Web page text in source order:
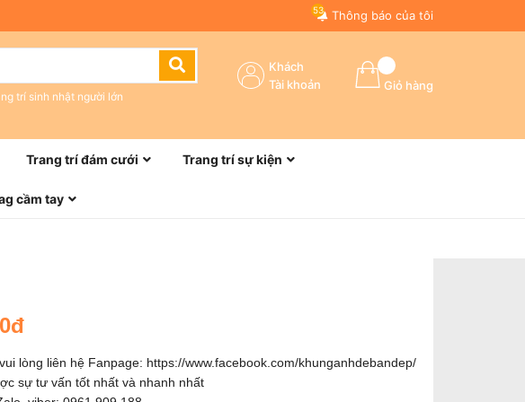
Thông báo của tôi
53
trí sinh nhật người lớn
Giỏ hàng
Khách
Tài khoản
Trang trí đám cưới Trang trí sự kiện
cầm tay
lòng liên hệ Fanpage: https://www.facebook.com/khunganhdebandep/
sự tư vấn tốt nhất và nhanh nhất